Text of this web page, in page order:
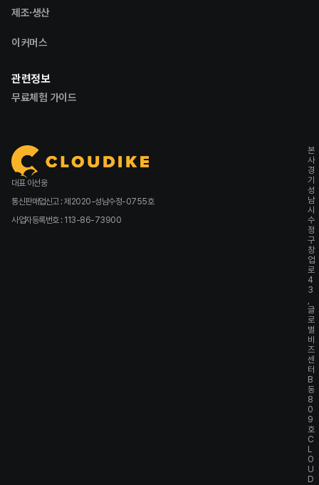
제조·생산
이커머스
관련정보
무료체험 가이드
대표 이선웅
통신판매업신고 : 제2020-성남수정-0755호
사업자등록번호 : 113-86-73900
본
사
경
기
성
남
시
수
정
구
창
업
로
4
3
글
로
벌
비
즈
센
터
B
동
8
0
9
호
C
L
O
U
D